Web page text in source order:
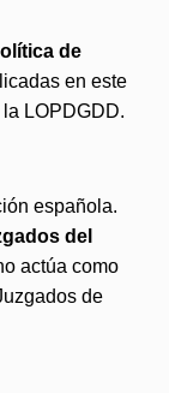
de
en este
LOPDGDD.
española.
del
actúa como
de